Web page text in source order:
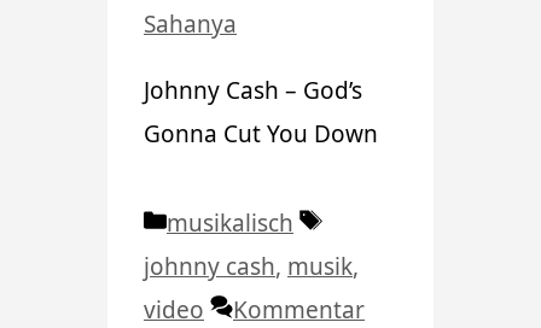
Sahanya
Johnny Cash – God’s
Gonna Cut You Down
Kategorien
musikalisch
Schlagwörter
johnny cash, musik,
video
Kommentar